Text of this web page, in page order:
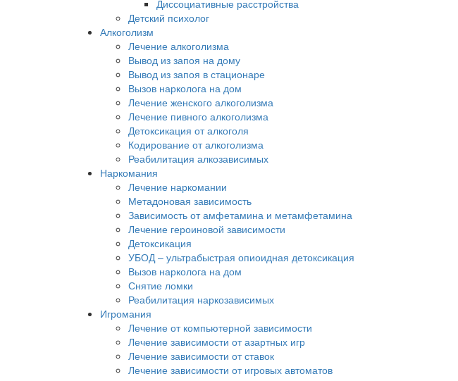
Диссоциативные расстройства
Детский психолог
Алкоголизм
Лечение алкоголизма
Вывод из запоя на дому
Вывод из запоя в стационаре
Вызов нарколога на дом
Лечение женского алкоголизма
Лечение пивного алкоголизма
Детоксикация от алкоголя
Кодирование от алкоголизма
Реабилитация алкозависимых
Наркомания
Лечение наркомании
Метадоновая зависимость
Зависимость от амфетамина и метамфетамина
Лечение героиновой зависимости
Детоксикация
УБОД – ультрабыстрая опиоидная детоксикация
Вызов нарколога на дом
Снятие ломки
Реабилитация наркозависимых
Игромания
Лечение от компьютерной зависимости
Лечение зависимости от азартных игр
Лечение зависимости от ставок
Лечение зависимости от игровых автоматов